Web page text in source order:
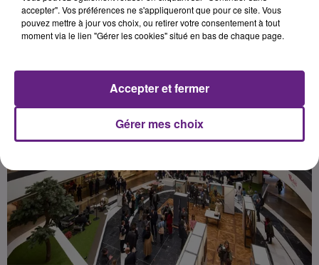
Publié : 27 mars 2025 à 17h15 par la rédac
accepter". Vos préférences ne s'appliqueront que pour ce site. Vous
pouvez mettre à jour vos choix, ou retirer votre consentement à tout
moment via le lien "Gérer les cookies" situé en bas de chaque page.
Gérer mes choix
Accepter et fermer